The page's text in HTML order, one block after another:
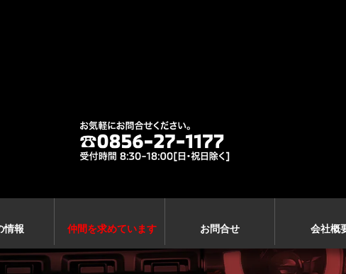
情報 仲間を求めています お問合せ 会社概